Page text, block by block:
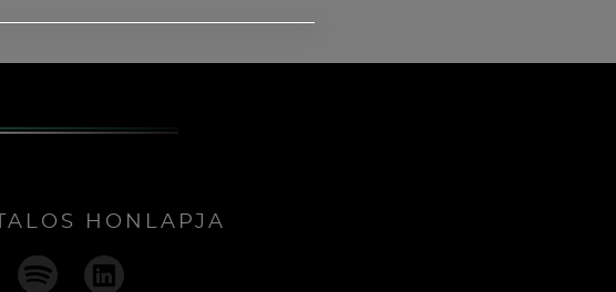
HONLAPJA